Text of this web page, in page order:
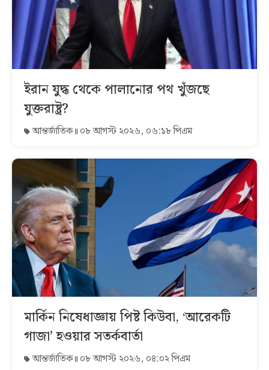
ইরান যুদ্ধ থেকে পালানোর পথ খুঁজছে
যুক্তরাষ্ট্র?
আন্তর্জাতিক ০৮ আগস্ট ২০২৬, ০৬:১৮ পিএম
মার্কিন নিষেধাজ্ঞায় পিষ্ট কিউবা, ‘আরেকটি
গাজা’ হওয়ার সতর্কবার্তা
আন্তর্জাতিক ০৮ আগস্ট ২০২৬, ০৪:০২ পিএম